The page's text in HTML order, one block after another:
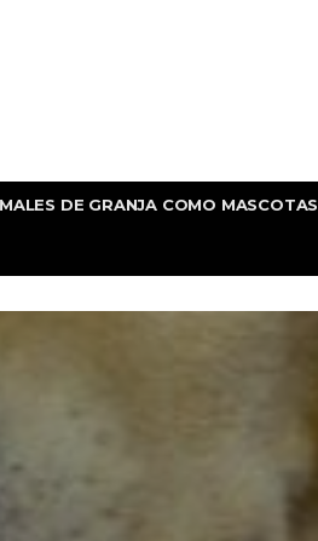
DE GRANJA COMO MASCOTAS